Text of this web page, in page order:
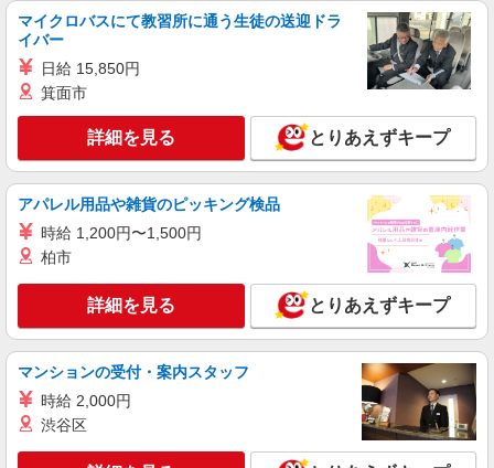
資格手当 〇職種手当 〇業務手当 〇時間外勤務手
当 〇夜勤手当 〇深夜勤務手当 〇休日勤務手当〇
キープ 詳細を見る
正社員
はーとふる京都上桂【株式会社はーとふる】
＼＼オープニングスタッフ募集／／ 住宅型有
料老人ホームの介護スタッフ
想定月収 265,000円〜354,000円 （介護福
祉士の資格手当・処遇改善手当・夜勤手当5回分を
含む場合） 【内訳】 ・基本給：180,000〜
259,000円（経験・能力による） ・資格手
当 10,000円 （実務者研修修了者、初任者
研修修了者ほか） ・資格手当 20,000円
（介護福祉士） ・処遇改善手当 45,000円 ・夜勤
手当 6,000円/回（夜勤シフトの回数に応じ
て支給） ※試用期間6か月 ※試用期間中の雇用形
態・賃金の変更なし ★残業なしでも年収400万円
以上可能！ ★経験を積んで年収450万円以上も目
はーとふる京都上桂 （京都府京都市西京区上
桂東ノ口）
詳細を見る
派遣社員
株式会社kotrio /●KY-H-2101184
＼日払いも選べる／上桂駅＊高級シニアマンシ
時給1550円〜2187円 ＜日払い有/週払い有/交
通費全支給(ガソリン代含む)＞
マイクロバスにて教習所に通う生徒の送迎ドラ
イバー
日給 15,850円
箕面市
詳細を見る とりあえずキープ
アパレル用品や雑貨のピッキング検品
時給 1,200円〜1,500円
柏市
詳細を見る とりあえずキープ
マンションの受付・案内スタッフ
時給 2,000円
渋谷区